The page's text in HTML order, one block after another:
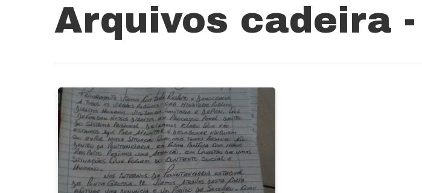
Pressione Enter para pesquisar ou ESC para fechar
Arquivos cadeira